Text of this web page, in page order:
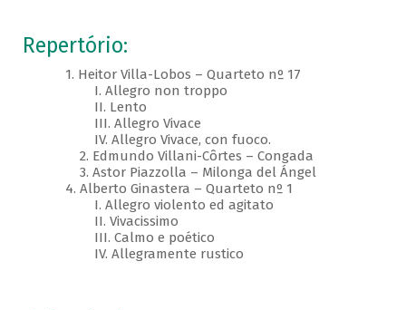
Repertório:
1. Heitor Villa-Lobos – Quarteto nº 17
I. Allegro non troppo
II. Lento
III. Allegro Vivace
IV. Allegro Vivace, con fuoco.
2. Edmundo Villani-Côrtes – Congada
3. Astor Piazzolla – Milonga del Ángel
4. Alberto Ginastera – Quarteto nº 1
I. Allegro violento ed agitato
II. Vivacissimo
III. Calmo e poético
IV. Allegramente rustico